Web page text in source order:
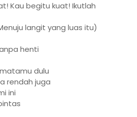
Kau begitu kuat! Ikutlah
langit yang luas itu)
henti
dulu
rendah juga
ini